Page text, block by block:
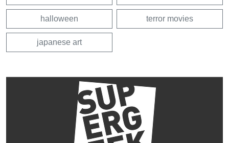
halloween terror movies
japanese art